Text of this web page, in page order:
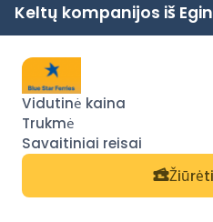
Keltų kompanijos iš